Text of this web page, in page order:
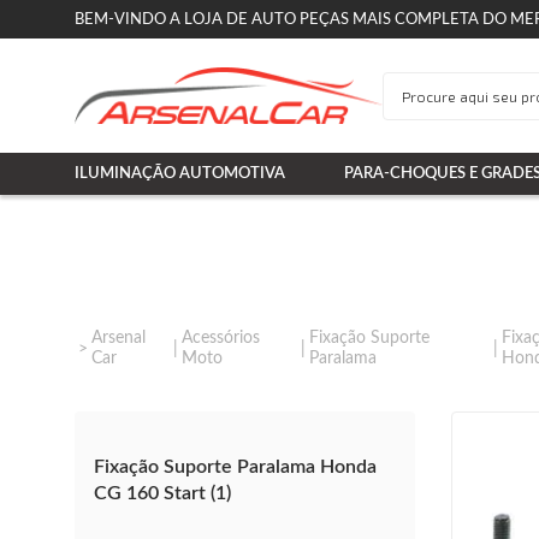
BEM-VINDO A LOJA DE AUTO PEÇAS MAIS COMPLETA DO
ILUMINAÇÃO AUTOMOTIVA PARA-CHOQUES E
Arsenal
Car
Acessórios
Moto
Fixação Suporte
Paralama
Fixação Suporte Paralama Honda
CG 160 Start (1)